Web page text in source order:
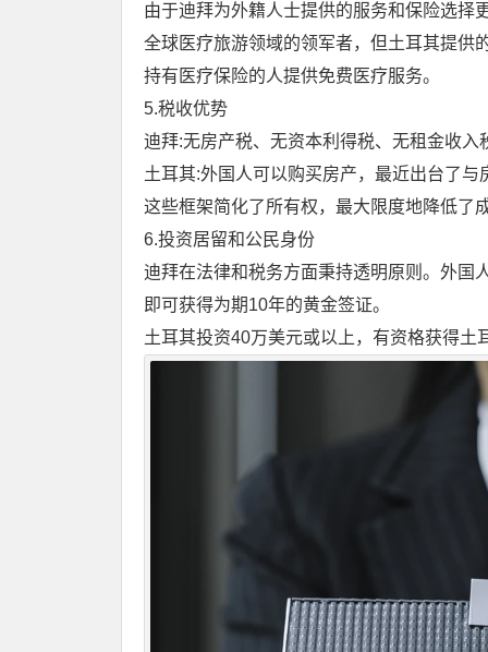
由于迪拜为外籍人士提供的服务和保险选择
全球医疗旅游领域的领军者，但土耳其提供
持有医疗保险的人提供免费医疗服务。
5.税收优势
迪拜:无房产税、无资本利得税、无租金收
土耳其:外国人可以购买房产，最近出台了
这些框架简化了所有权，最大限度地降低了
6.投资居留和公民身份
迪拜在法律和税务方面秉持透明原则。外国
即可获得为期10年的黄金签证。
土耳其投资40万美元或以上，有资格获得土